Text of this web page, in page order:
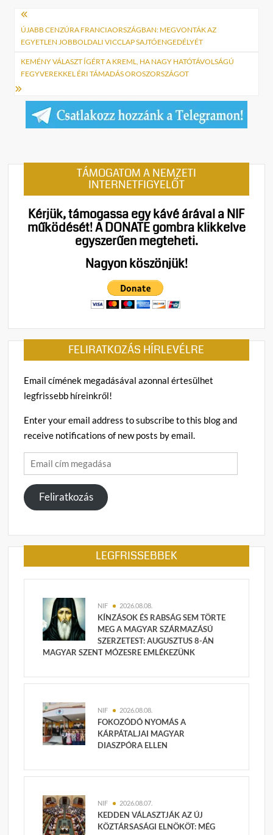
Bejegyzés
navigáció
ÚJABB CENZÚRA FRANCIAORSZÁGBAN: MEGVONTÁK AZ
EGYETLEN JOBBOLDALI VICCLAP SAJTÓENGEDÉLYÉT
KEMÉNY VÁLASZT ÍGÉRT A KREML, HA NAGY HATÓTÁVOLSÁGÚ
FEGYVEREKKEL ÉRI TÁMADÁS OROSZORSZÁGOT
TÁMOGATOM A NEMZETI
INTERNETFIGYELŐT
Kérjük, támogassa egy kávé árával a NIF
működését!A DONATE gombra klikkelve
egyszerűen megteheti.
Nagyon köszönjük!
FELIRATKOZÁS HÍRLEVÉLRE
Email címének megadásával azonnal értesülhet
legfrissebb híreinkről!
Enter your email address to subscribe to this blog and
receive notifications of new posts by email.
Email
cím
megadása
Feliratkozás
LEGFRISSEBBEK
NIF 2026.08.08.
KÍNZÁSOK ÉS RABSÁG SEM TÖRTE
MEG A MAGYAR SZÁRMAZÁSÚ
SZERZETEST: AUGUSZTUS 8-ÁN
MAGYAR SZENT MÓZESRE EMLÉKEZÜNK
NIF 2026.08.08.
FOKOZÓDÓ NYOMÁS A
KÁRPÁTALJAI MAGYAR
DIASZPÓRA ELLEN
NIF 2026.08.07.
KEDDEN VÁLASZTJÁK AZ ÚJ
KÖZTÁRSASÁGI ELNÖKÖT: MÉG